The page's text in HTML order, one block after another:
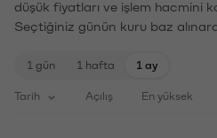
düşük fiyatları ve işlem hacmini
Seçtiğiniz günün kuru baz
1 gün 1 hafta 1 ay
Tarih Açılış En yüksek